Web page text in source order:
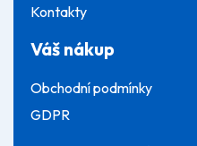
Kontakty
Váš nákup
Obchodní podmínky
GDPR